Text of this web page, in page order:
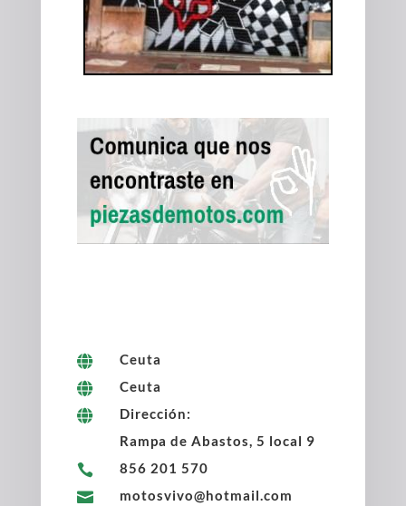

Ceuta

Ceuta

Dirección:
Rampa de Abastos, 5 local 9

856 201 570

motosvivo@hotmail.com